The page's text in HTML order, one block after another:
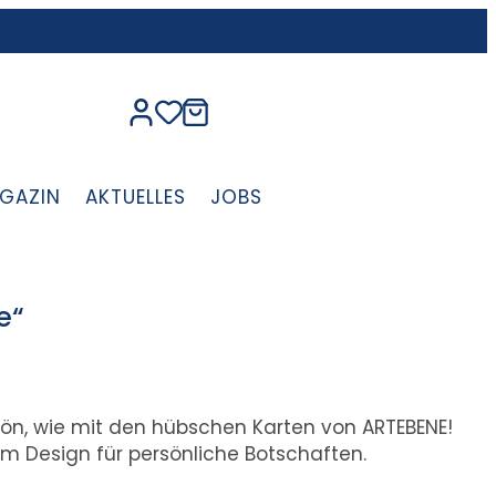
AKTUELLES JOBS
wie mit den hübschen Karten von ARTEBENE!
Design für persönliche Botschaften.